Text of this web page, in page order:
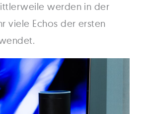
werden in der
viele Echos der ersten